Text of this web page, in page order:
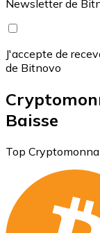
Newsletter de
J'accepte de
de Bitnovo
Baisse
Top